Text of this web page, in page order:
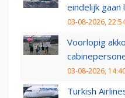
eindelijk gaan
03-08-2026,
Voorlopig
03-08-2026,
Turkish